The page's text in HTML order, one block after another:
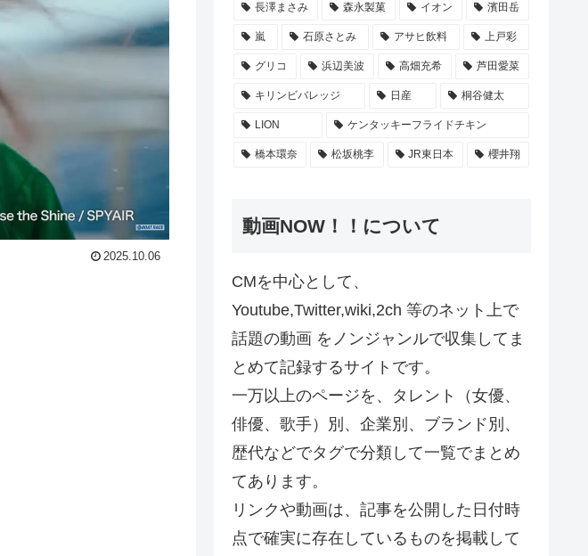
2025.10.06
長澤まさみ 森永製菓 イオン 濱田岳
嵐 石原さとみ アサヒ飲料 上戸彩
グリコ 浜辺美波 高畑充希 芦田愛菜
キリンビバレッジ 日産 桐谷健太
LION ケンタッキーフライドチキン
橋本環奈 松坂桃李 JR東日本 櫻井翔
動画NOW！！について
CMを中心として、
Youtube,Twitter,wiki,2ch 等のネット上で
話題の動画 をノンジャンルで収集してま
とめて記録するサイトです。
一万以上のページを、タレント（女優、
俳優、歌手）別、企業別、ブランド別、
歴代などでタグで分類して一覧でまとめ
てあります。
リンクや動画は、記事を公開した日付時
点で確実に存在しているものを掲載して